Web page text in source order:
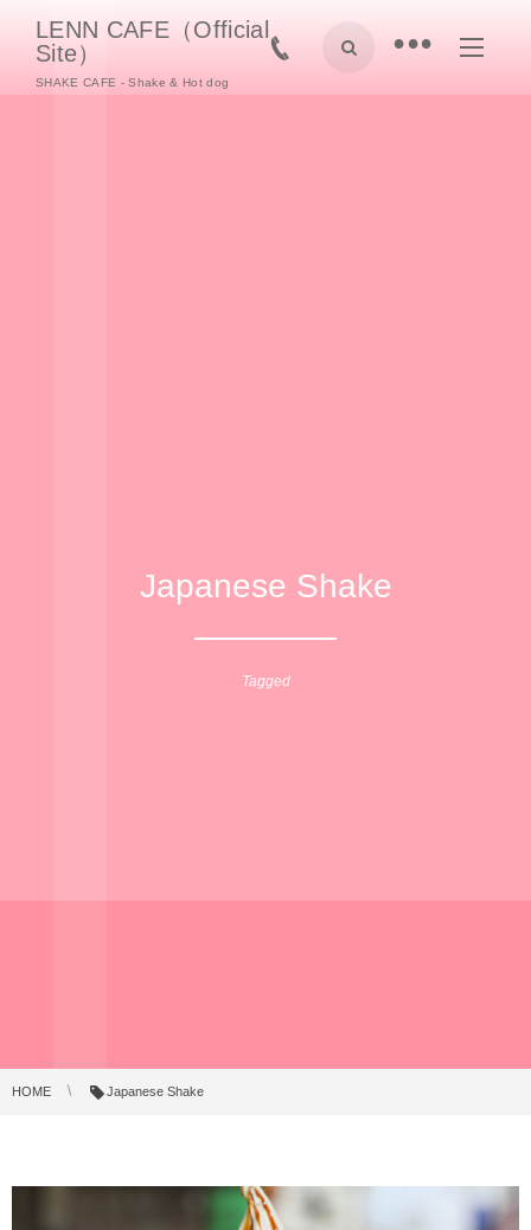
LENN CAFE（Official
Site）
SHAKE CAFE - Shake & Hot dog
•
Japanese Shake
Tagged
HOME Japanese Shake